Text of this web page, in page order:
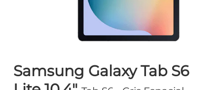
Samsung Galaxy Tab S6